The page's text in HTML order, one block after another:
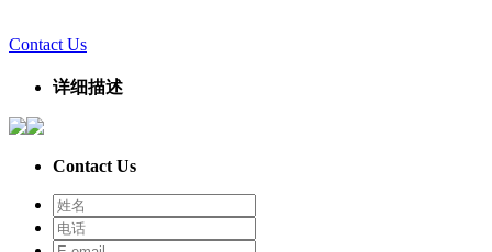
Contact Us
详细描述
Contact Us